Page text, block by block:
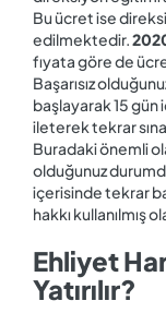
Bu ücret ise
edilmektedir.
fıyata göre de
Başarısız
başlayarak 15 gün
ileterek tekrar
Buradaki önemli
olduğunuz
içerisinde tekrar
hakkı kullanılmış
Ehliyet
Yatırılır?